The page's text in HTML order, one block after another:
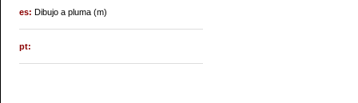
es:Dibujo a pluma (m)
pt: